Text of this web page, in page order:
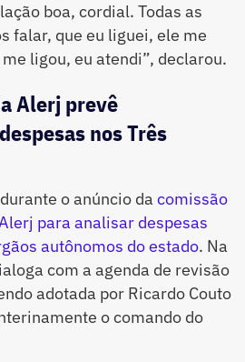
boa, cordial. Todas as
falar, que eu liguei, ele me
ligou, eu atendi”, declarou.
Alerj prevê
nos Três
o anúncio da comissão
para analisar despesas
autônomos do estado. Na
com a agenda de revisão
adotada por Ricardo Couto
o comando do